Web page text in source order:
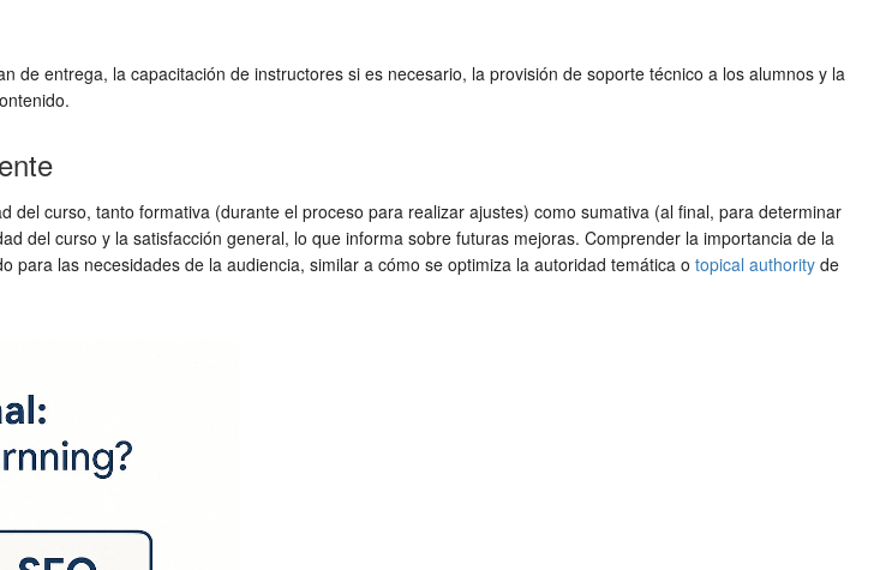
entrega, la capacitación de instructores si es necesario, la provisión de soporte técnico a los alumnos y la
curso, tanto formativa (durante el proceso para realizar ajustes) como sumativa (al final, para determinar
del curso y la satisfacción general, lo que informa sobre futuras mejoras. Comprender la importancia de la
las necesidades de la audiencia, similar a cómo se optimiza la autoridad temática o topical authority de